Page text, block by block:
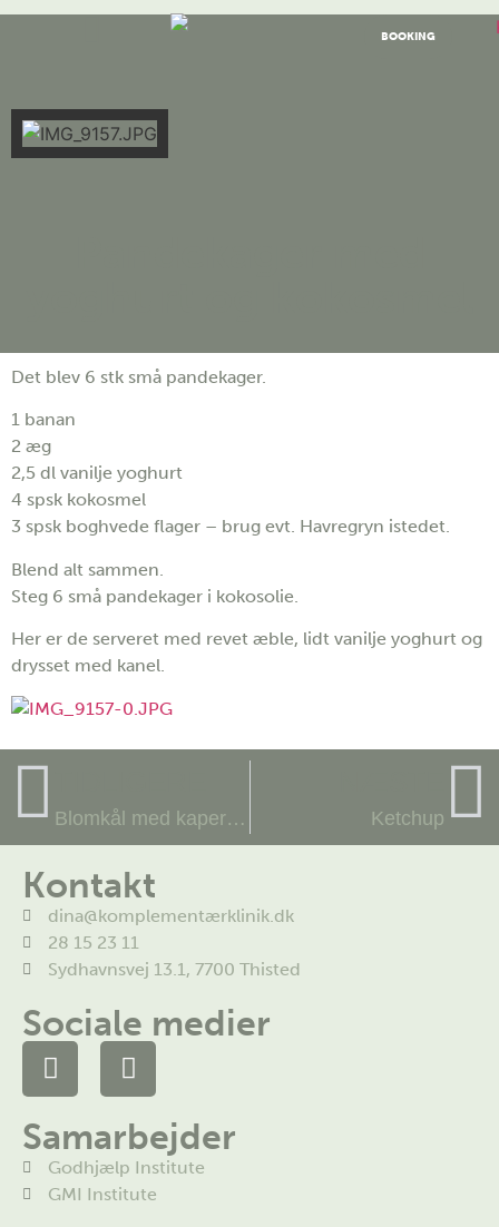
BOOKING
Det blev 6 stk små pandekager.
1 banan
2 æg
2,5 dl vanilje yoghurt
4 spsk kokosmel
3 spsk boghvede flager – brug evt. Havregryn istedet.
Blend alt sammen.
Steg 6 små pandekager i kokosolie.
Her er de serveret med revet æble, lidt vanilje yoghurt og
drysset med kanel.
Blomkål med kapers og sennep Ketchup
Kontakt
dina@komplementærklinik.dk
28 15 23 11
Sydhavnsvej 13.1, 7700 Thisted
Sociale medier
Samarbejder
Godhjælp Institute
GMI Institute